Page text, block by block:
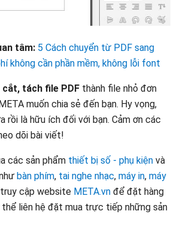
tâm: 5 Cách chuyển từ PDF sang
không cần phần mềm, không lỗi font
cắt, tách file PDF thành file nhỏ đơn
muốn chia sẻ đến bạn. Hy vọng,
rồi là hữu ích đối với bạn. Cảm ơn các
dõi bài viết!
các sản phẩm thiết bị số - phụ kiện và
bàn phím, tai nghe nhạc, máy in, máy
cập website META.vn để đặt hàng
thể liên hệ đặt mua trực tiếp những sản